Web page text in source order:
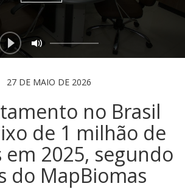
27 DE MAIO DE 2026
no Brasil
de 1 milhão de
em 2025, segundo
do MapBiomas